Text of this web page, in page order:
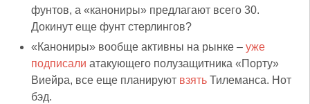
фунтов, а «канониры» предлагают всего 30.
Докинут еще фунт стерлингов?
«Канониры» вообще активны на рынке – уже
подписали атакующего полузащитника «Порту»
Виейра, все еще планируют взять Тилеманса. Нот
бэд.